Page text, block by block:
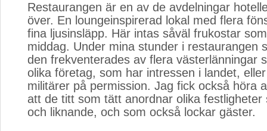
Restaurangen är en av de avdelningar
över. En loungeinspirerad lokal med flera
fina ljusinsläpp. Här intas såväl frukostar
middag. Under mina stunder i restaurangen
den frekventerades av flera västerlänningar
olika företag, som har intressen i landet,
militärer på permission. Jag fick också höra
att de titt som tätt anordnar olika festligheter
och liknande, och som också lockar gäster.